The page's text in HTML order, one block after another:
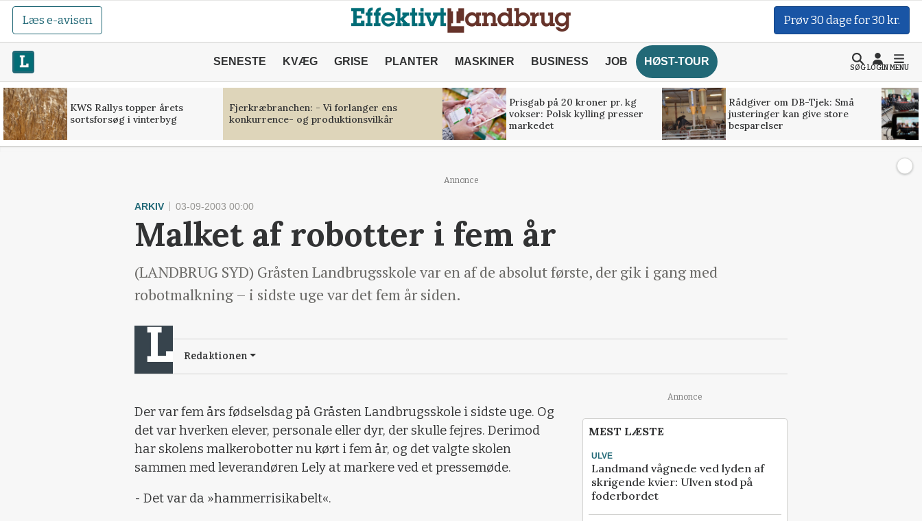
Læs e-avisen Prøv 30 dage for 30 kr.
SENESTE KVÆG GRISE PLANTER MASKINER BUSINESS JOB HØST-TOUR
SØGLOGINMENU
KWS Rallys topper årets
sortsforsøg i vinterbyg
Fjerkræbranchen: - Vi forlanger ens
konkurrence- og produktionsvilkår
Prisgab på 20 kroner pr. kg
vokser: Polsk kylling presser
markedet
Rådgiver om DB-Tjek: Små
justeringer kan give store
besparelser
Annonce
ARKIV 03-09-2003 00:00
Malket af robotter i fem år
(LANDBRUG SYD) Gråsten Landbrugsskole var en af de absolut første, der gik i gang med
robotmalkning – i sidste uge var det fem år siden.
Redaktionen
Der var fem års fødselsdag på Gråsten Landbrugsskole i sidste uge. Og
det var hverken elever, personale eller dyr, der skulle fejres. Derimod
har skolens malkerobotter nu kørt i fem år, og det valgte skolen
sammen med leverandøren Lely at markere ved et pressemøde.
- Det var da »hammerrisikabelt«.
Annonce
MEST LÆSTE
ULVE
Landmand vågnede ved lyden af
skrigende kvier: Ulven stod på
foderbordet